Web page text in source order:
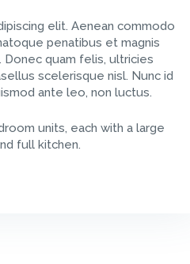
elit. Aenean commodo
penatibus et magnis
quam felis, ultricies
scelerisque nisl. Nunc id
ante leo, non luctus.
units, each with a large
full kitchen.